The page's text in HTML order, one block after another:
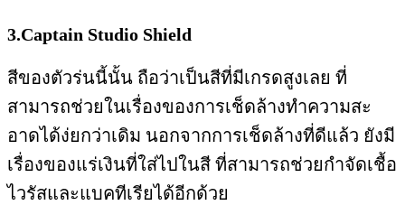
3.Captain Studio Shield
สีของตัวร่นนี้นั้น ถือว่าเป็นสีที่มีเกรดสูงเลย ที่
สามารถช่วยในเรื่องของการเช็ดล้างทำความสะ
อาดได้ง่ยกว่าเดิม นอกจากการเช็ดล้างที่ดีแล้ว ยังมี
เรื่องของแร่เงินที่ใส่ไปในสี ที่สามารถช่วยกำจัดเชื้อ
ไวรัสและแบคทีเรียได้อีกด้วย